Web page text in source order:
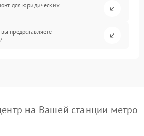
для юридических
предоставляете
на Вашей станции метро